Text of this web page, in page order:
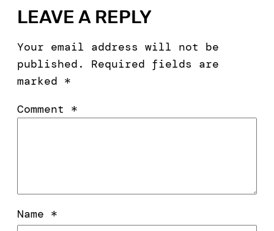
LEAVE A REPLY
Your email address will not be
published.
Required fields are
marked *
Comment *
Name *